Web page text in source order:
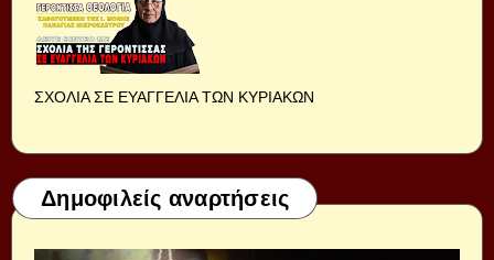
ΣΧΟΛΙΑ ΣΕ ΕΥΑΓΓΕΛΙΑ ΤΩΝ ΚΥΡΙΑΚΩΝ
Δημοφιλείς αναρτήσεις